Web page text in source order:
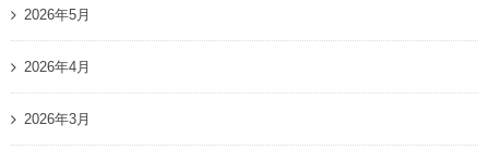
2026年5月
2026年4月
2026年3月